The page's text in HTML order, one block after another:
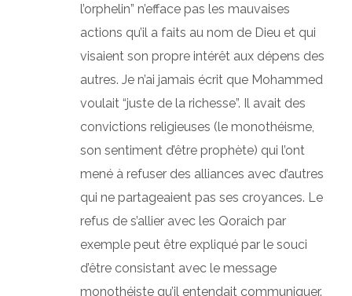
l’orphelin” n’efface pas les mauvaises
actions qu’il a faits au nom de Dieu et qui
visaient son propre intérêt aux dépens des
autres. Je n’ai jamais écrit que Mohammed
voulait “juste de la richesse”. Il avait des
convictions religieuses (le monothéisme,
son sentiment d’être prophète) qui l’ont
mené à refuser des alliances avec d’autres
qui ne partageaient pas ses croyances. Le
refus de s’allier avec les Qoraich par
exemple peut être expliqué par le souci
d’être consistant avec le message
monothéiste qu’il entendait communiquer.